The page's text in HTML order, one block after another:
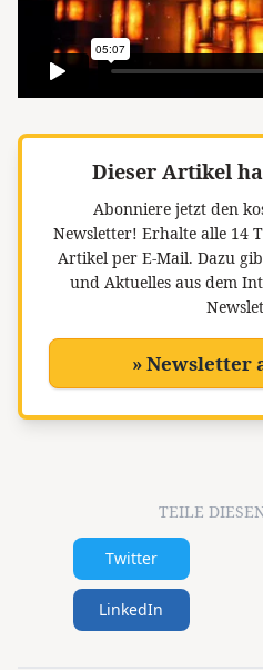
Dieser Artikel
Abonniere jetzt den
Newsletter! Erhalte alle 14
Artikel per E-Mail. Dazu
und Aktuelles aus dem
» Newsletter
TEILE
Twitter
LinkedIn